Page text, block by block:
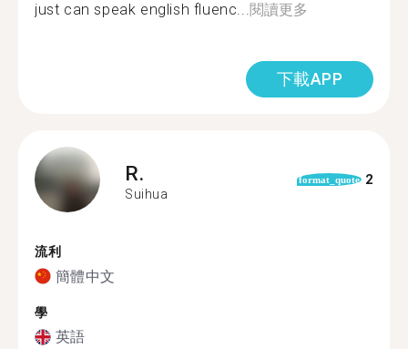
just can speak english fluenc...閱讀更多
下載APP
R.
Suihua
format_quote 2
流利
簡體中文
學
英語